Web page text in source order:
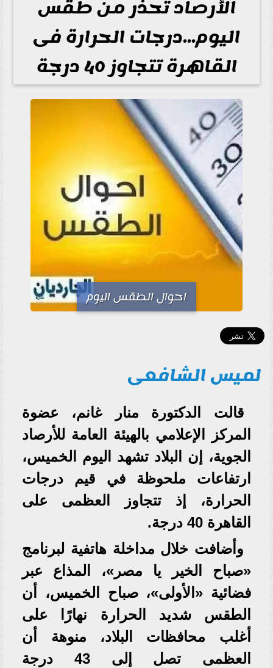
الأرصاد تحذر من طقس
اليوم...درجات الحرارة فى
القاهرة تتجاوز 40 درجة
احوال الطقس اليوم
لميس الشافعى
قالت الدكتورة منار غانم، عضوة
المركز الإعلامي بالهيئة العامة للأرصاد
الجوية، إن البلاد تشهد اليوم الخميس،
ارتفاعات ملحوظة في قيم درجات
الحرارة، إذ تتجاوز العظمى على
القاهرة 40 درجة.
وأضافت خلال مداخلة هاتفية لبرنامج
«صباح الخير يا مصر»، المذاع عبر
فضائية «الأولى»، صباح الخميس، أن
الطقس شديد الحرارة نهارًا على
أغلب محافظات البلاد، منوهة أن
العظمى تصل إلى 43 درجة